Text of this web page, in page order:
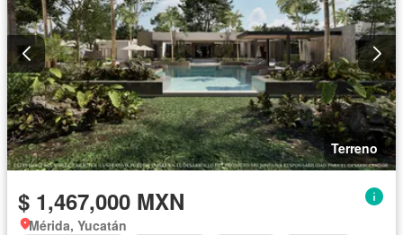
Terreno
$ 1,467,000 MXN
Mérida, Yucatán